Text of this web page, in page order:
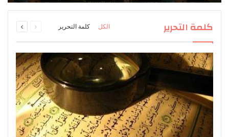
كلمة التحرير الكل كلمة التحرير
الصفحة